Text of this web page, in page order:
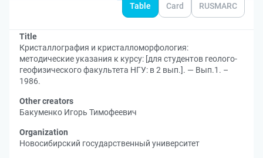
Table Card RUSMARC
Title
Кристаллография и кристалломорфология:
методические указания к курсу: [для студентов геолого-
геофизического факультета НГУ: в 2 вып.]. — Вып.1. –
1986.
Other creators
Бакуменко Игорь Тимофеевич
Organization
Новосибирский государственный университет